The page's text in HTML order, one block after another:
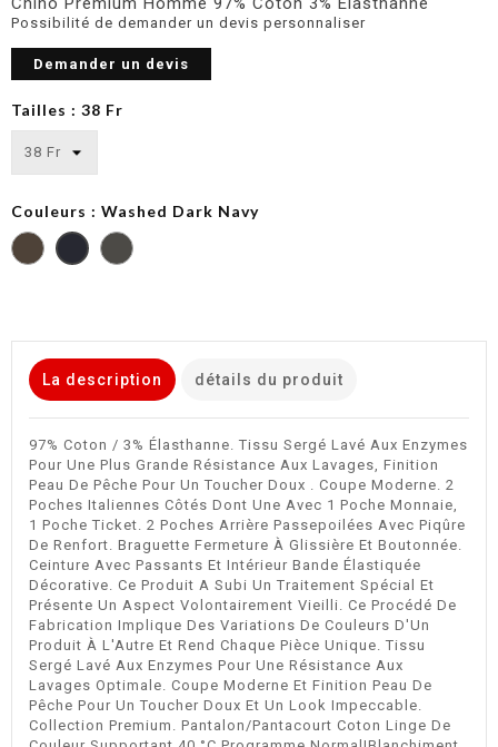
Possibilité de demander un devis personnaliser
Demander un devis
Tailles : 38 Fr
Couleurs : Washed Dark Navy
La description détails du produit
97% Coton / 3% Élasthanne. Tissu Sergé Lavé Aux Enzymes
Pour Une Plus Grande Résistance Aux Lavages, Finition
Peau De Pêche Pour Un Toucher Doux . Coupe Moderne. 2
Poches Italiennes Côtés Dont Une Avec 1 Poche Monnaie,
1 Poche Ticket. 2 Poches Arrière Passepoilées Avec Piqûre
De Renfort. Braguette Fermeture À Glissière Et Boutonnée.
Ceinture Avec Passants Et Intérieur Bande Élastiquée
Décorative. Ce Produit A Subi Un Traitement Spécial Et
Présente Un Aspect Volontairement Vieilli. Ce Procédé De
Fabrication Implique Des Variations De Couleurs D'Un
Produit À L'Autre Et Rend Chaque Pièce Unique. Tissu
Sergé Lavé Aux Enzymes Pour Une Résistance Aux
Lavages Optimale. Coupe Moderne Et Finition Peau De
Pêche Pour Un Toucher Doux Et Un Look Impeccable.
Collection Premium. Pantalon/Pantacourt Coton Linge De